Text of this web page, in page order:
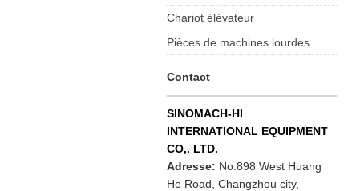
Chariot élévateur
Pièces de machines lourdes
Contact
SINOMACH-HI
INTERNATIONAL EQUIPMENT
CO,. LTD.
Adresse: No.898 West Huang
He Road, Changzhou city,